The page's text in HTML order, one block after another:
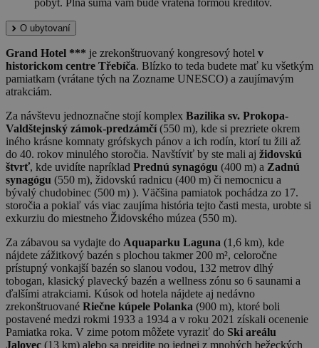
pobyt. Plná suma vám bude vrátená formou kreditov.
O ubytovaní
Grand Hotel *** je zrekonštruovaný kongresový hotel v
historickom centre Třebíča. Blízko to teda budete mať ku všetkým
pamiatkam (vrátane tých na Zozname UNESCO) a zaujímavým
atrakciám.
Za návštevu jednoznačne stojí komplex Bazilika sv. Prokopa-
Valdštejnský zámok-predzámčí(550 m), kde si prezriete okrem
iného krásne komnaty grófskych pánov a ich rodín, ktorí tu žili až
do 40. rokov minulého storočia. Navštíviť by ste mali aj židovskú
štvrť, kde uvidíte napríklad Prednú synagógu (400 m) a Zadnú
synagógu (550 m), židovskú radnicu (400 m) či nemocnicu a
bývalý chudobinec (500 m) ). Väčšina pamiatok pochádza zo 17.
storočia a pokiaľ vás viac zaujíma história tejto časti mesta, urobte si
exkurziu do miestneho Židovského múzea (550 m).
Za zábavou sa vydajte do Aquaparku Laguna (1,6 km), kde
nájdete zážitkový bazén s plochou takmer 200 m², celoročne
prístupný vonkajší bazén so slanou vodou, 132 metrov dlhý
tobogan, klasický plavecký bazén a wellness zónu so 6 saunami a
ďalšími atrakciami. Kúsok od hotela nájdete aj nedávno
zrekonštruované Riečne kúpele Polanka (900 m), ktoré boli
postavené medzi rokmi 1933 a 1934 a v roku 2021 získali ocenenie
Pamiatka roka. V zime potom môžete vyraziť do Ski areálu
Jalovec (13 km) alebo sa prejdite po jednej z mnohých bežeckých